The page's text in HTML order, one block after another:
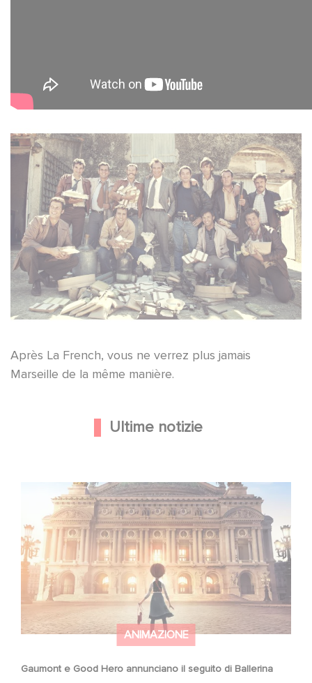
Après La French, vous ne verrez plus jamais
Marseille de la même manière.
Ultime notizie
ANIMAZIONE
Gaumont e Good Hero annunciano il seguito di Ballerina
Gaumont e Good Hero annunciano il seguito di Ballerina